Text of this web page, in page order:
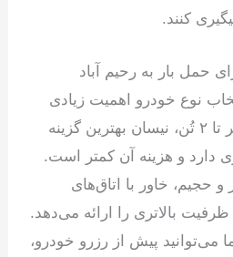
کنند.
حمل بار به رحیم آباد
نوع خودرو اهمیت زیادی
دارد. برای بارهای سبک‌تر تا ۲ تُن، نیسان بهترین گزینه
دارد و هزینه آن کمتر است.
و حجیم، خاور با اتاق‌های
بالاتری را ارائه می‌دهد.
می‌توانید پیش از رزرو خودرو،